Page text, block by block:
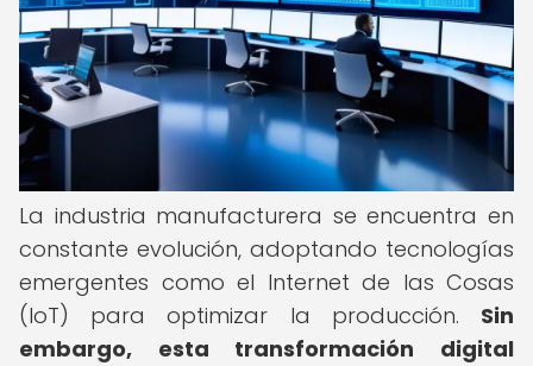
La industria manufacturera se encuentra en
constante evolución, adoptando tecnologías
emergentes como el Internet de las Cosas
(IoT) para optimizar la producción. Sin
embargo, esta transformación digital